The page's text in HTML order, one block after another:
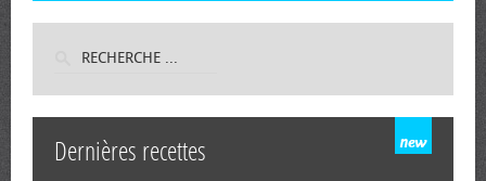
Dernières recettes